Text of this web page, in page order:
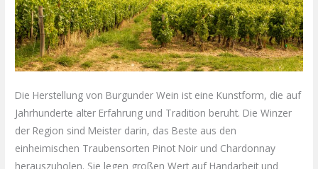
Die Herstellung von Burgunder Wein ist eine Kunstform, die auf
Jahrhunderte alter Erfahrung und Tradition beruht. Die Winzer
der Region sind Meister darin, das Beste aus den
einheimischen Traubensorten Pinot Noir und Chardonnay
herauszuholen. Sie legen großen Wert auf Handarbeit und